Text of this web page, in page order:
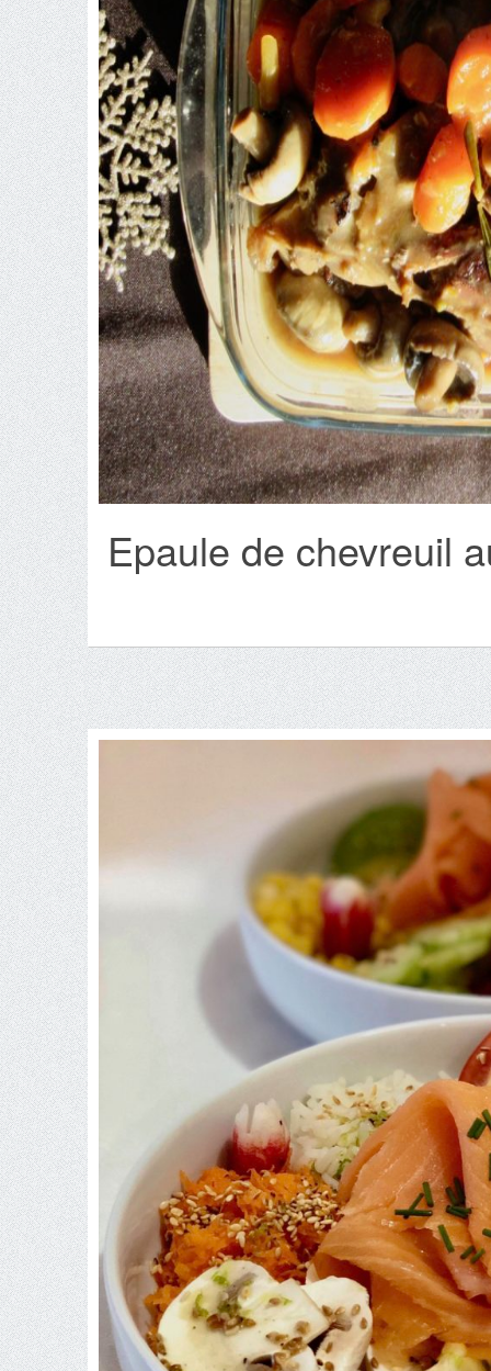
Epaule de chevreuil